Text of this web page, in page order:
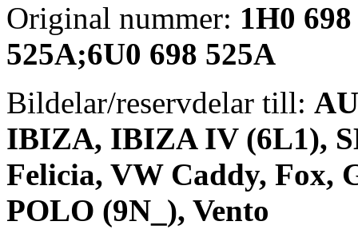
Original nummer: 1H0
525A;6U0 698 525A
Bildelar/reservdelar till:
IBIZA, IBIZA IV (6L1),
Felicia, VW Caddy, Fox,
POLO (9N_), Vento